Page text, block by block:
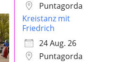
Puntagorda
Kreistanz mit
Friedrich
24 Aug. 26
Puntagorda